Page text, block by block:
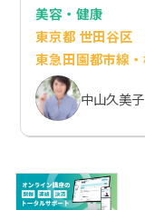
美容・健康
東京都 世田谷区
東急田園都市線
中山久美